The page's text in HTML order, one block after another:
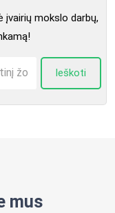
įvairių mokslo darbų,
Ieškoti
mus